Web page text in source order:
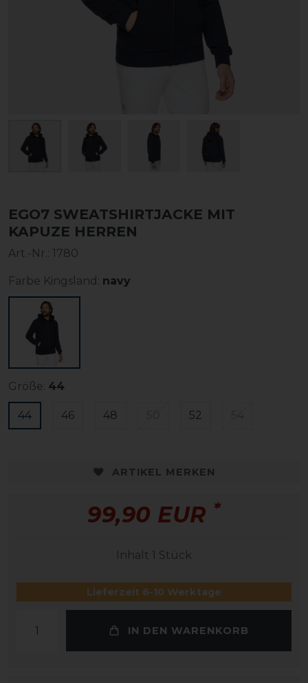
EGO7 SWEATSHIRTJACKE MIT
KAPUZE HERREN
Art.-Nr.: 1780
Farbe Kingsland: navy
Größe: 44
44 46 48 52
ARTIKEL MERKEN
99,90 EUR *
Inhalt 1 Stück
Lieferzeit 6-10 Werktage
IN DEN WARENKORB